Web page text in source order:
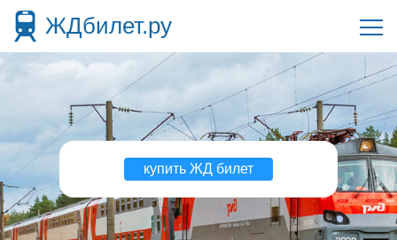
ЖДбилет.ру
купить ЖД билет